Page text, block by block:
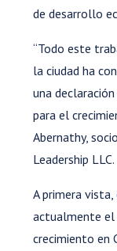
de desarrollo
“Todo este
la ciudad ha
una
para el
Abernathy,
Leadership LLC.
A primera
actualmente el
crecimiento en